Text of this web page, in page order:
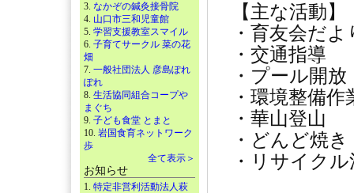
3. なかぞの鍼灸接骨院
4. 山口市三和児童館
5. 学習支援教室スマイル
6. 子育てサークル 菜の花
畑
7. 一般社団法人 彦島ぽれ
ぽれ
8. 生活協同組合コープや
まぐち
9. 子ども食堂 とまと
10. 岩国食育ネットワーク
歩
全て表示＞
お知らせ
1. 特定非営利活動法人萩
【主な活動】
・育友会だ
・交通指導
・プール開放
・環境整備作
・華山登山
・どんど焼き
・リサイク